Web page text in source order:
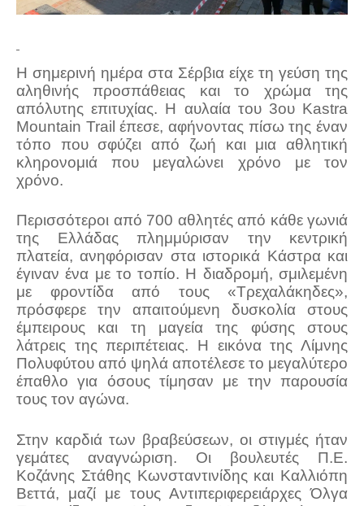
Η σημερινή ημέρα στα Σέρβια είχε τη γεύση της
αληθινής προσπάθειας και το χρώμα της
απόλυτης επιτυχίας. Η αυλαία του 3ου Kastra
Mountain Trail έπεσε, αφήνοντας πίσω της έναν
τόπο που σφύζει από ζωή και μια αθλητική
κληρονομιά που μεγαλώνει χρόνο με τον
χρόνο.
Περισσότεροι από 700 αθλητές από κάθε γωνιά
της Ελλάδας πλημμύρισαν την κεντρική
πλατεία, ανηφόρισαν στα ιστορικά Κάστρα και
έγιναν ένα με το τοπίο. Η διαδρομή, σμιλεμένη
με φροντίδα από τους «Τρεχαλάκηδες»,
πρόσφερε την απαιτούμενη δυσκολία στους
έμπειρους και τη μαγεία της φύσης στους
λάτρεις της περιπέτειας. Η εικόνα της Λίμνης
Πολυφύτου από ψηλά αποτέλεσε το μεγαλύτερο
έπαθλο για όσους τίμησαν με την παρουσία
τους τον αγώνα.
Στην καρδιά των βραβεύσεων, οι στιγμές ήταν
γεμάτες αναγνώριση. Οι βουλευτές Π.Ε.
Κοζάνης Στάθης Κωνσταντινίδης και Καλλιόπη
Βεττά, μαζί με τους Αντιπεριφερειάρχες Όλγα